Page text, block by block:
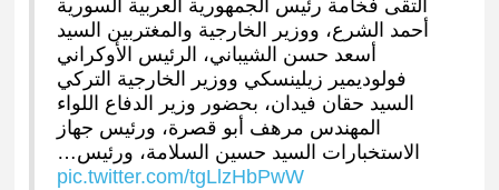
التقى فخامة رئيس الجمهورية العربية السورية
أحمد الشرع، ووزير الخارجية والمغتربين السيد
أسعد حسن الشيباني، الرئيس الأوكراني
فولوديمير زيلينسكي ووزير الخارجية التركي
السيد حقان فيدان، بحضور وزير الدفاع اللواء
المهندس مرهف أبو قصرة، ورئيس جهاز
الاستخبارات السيد حسين السلامة، ورئيس…
pic.twitter.com/tgLlzHbPwW